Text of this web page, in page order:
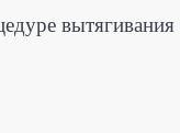
вытягивания